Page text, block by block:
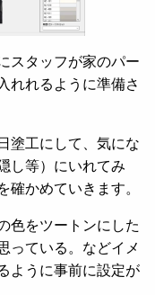
スタッフが家のパー
れれるように準備さ
塗工にして、気にな
し等）にいれてみ
確かめていきます。
色をツートンにした
っている。などイメ
ように事前に設定が